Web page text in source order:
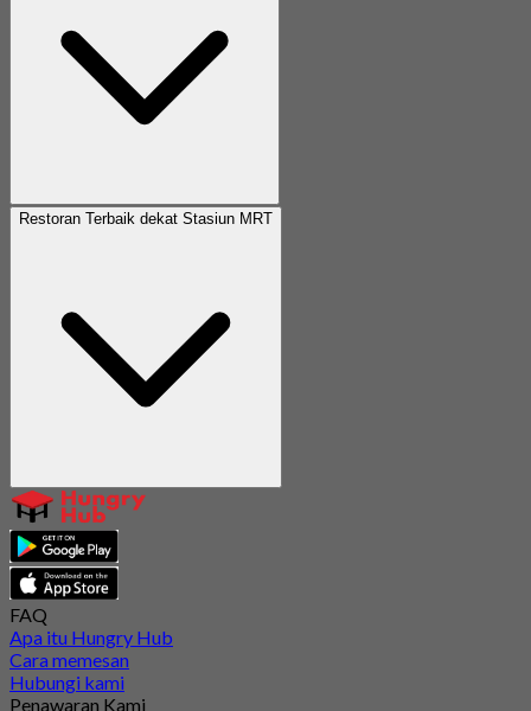
Restoran Terbaik dekat Stasiun MRT
FAQ
Apa itu Hungry Hub
Cara memesan
Hubungi kami
Penawaran Kami